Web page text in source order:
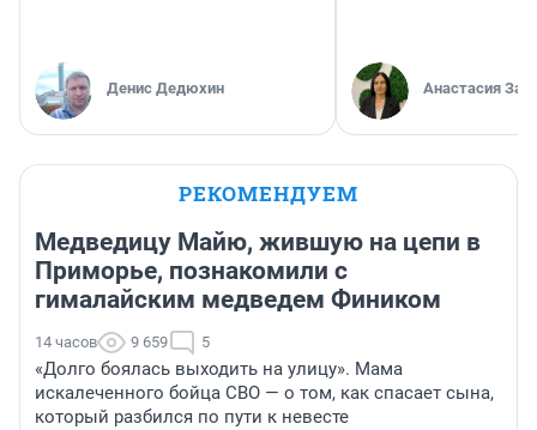
Денис Дедюхин Анастасия
РЕКОМЕНДУЕМ
Медведицу Майю, жившую на цепи в
Приморье, познакомили с
гималайским медведем Фиником
14 часов 9 659 5
«Долго боялась выходить на улицу». Мама
искалеченного бойца СВО — о том, как спасает сына,
который разбился по пути к невесте